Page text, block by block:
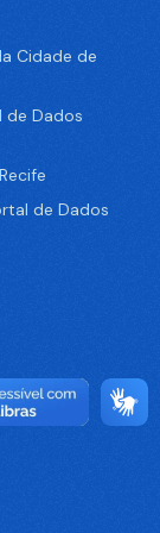
Cidade de
de Dados
de Dados